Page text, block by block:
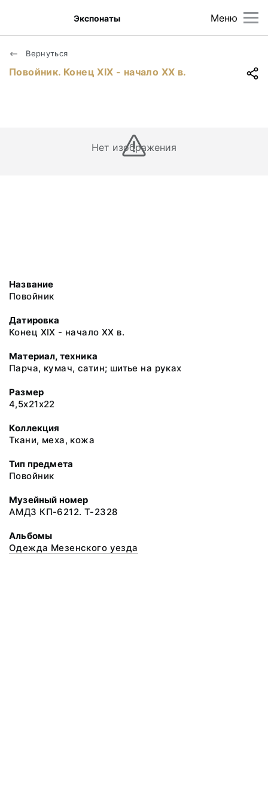
Меню
Экспонаты
Вернуться
Повойник. Конец ХIХ - начало ХХ в.
Нет изображения
Название
Повойник
Датировка
Конец ХIХ - начало ХХ в.
Материал, техника
Парча, кумач, сатин; шитье на руках
Размер
4,5х21х22
Коллекция
Ткани, меха, кожа
Тип предмета
Повойник
Музейный номер
АМДЗ КП-6212. Т-2328
Альбомы
Одежда Мезенского уезда